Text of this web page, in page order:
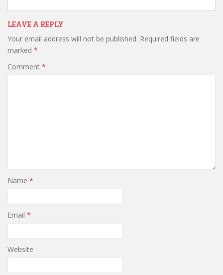
LEAVE A REPLY
Your email address will not be published. Required fields are
marked *
Comment *
Name *
Email *
Website